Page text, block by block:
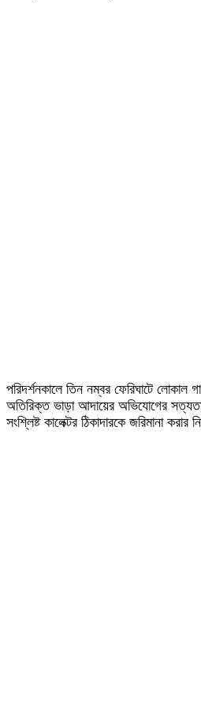
পরিদর্শনকালে তিন নম্বর ফেরিঘাটে লোকাল
অতিরিক্ত ভাড়া আদায়ের অভিযোগের
সংশ্লিষ্ট কালেক্টর ঠিকাদারকে জরিমানা করার